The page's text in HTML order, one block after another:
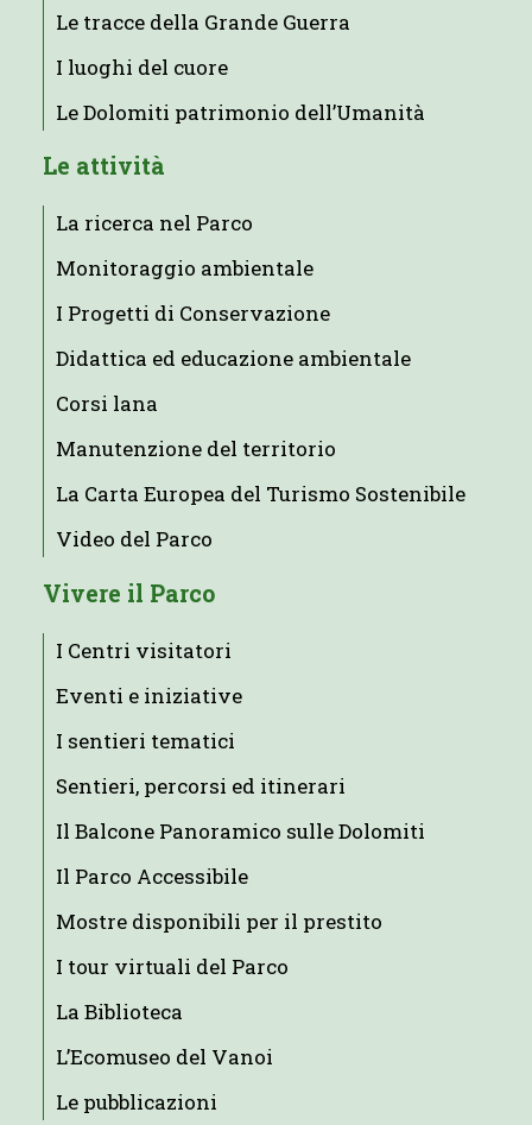
Le tracce della Grande Guerra
I luoghi del cuore
Le Dolomiti patrimonio dell’Umanità
Le attività
La ricerca nel Parco
Monitoraggio ambientale
I Progetti di Conservazione
Didattica ed educazione ambientale
Corsi lana
Manutenzione del territorio
La Carta Europea del Turismo Sostenibile
Video del Parco
Vivere il Parco
I Centri visitatori
Eventi e iniziative
I sentieri tematici
Sentieri, percorsi ed itinerari
Il Balcone Panoramico sulle Dolomiti
Il Parco Accessibile
Mostre disponibili per il prestito
I tour virtuali del Parco
La Biblioteca
L’Ecomuseo del Vanoi
Le pubblicazioni